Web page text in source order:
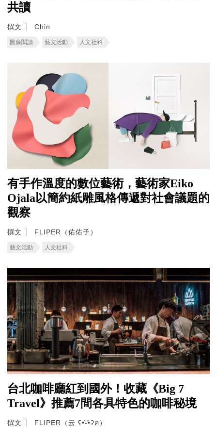
共讀
撰文 Chin
圖像閱讀 藝文活動 人文社科
有手作溫度的數位藝術，藝術家Eiko
Ojala以簡約紙雕風格傳遞對社會議題的
觀察
撰文 FLIPER（佑佑子）
藝文活動 人文社科
台北咖啡廳紅到國外！收藏《Big 7
Travel》推薦7間各具特色的咖啡秘境
撰文 FLIPER（云 ʕ•͡-•ʔฅ）